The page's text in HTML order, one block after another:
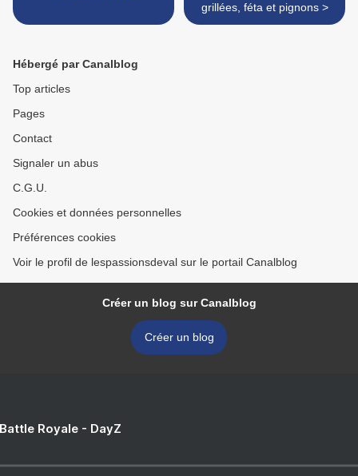
grillées, féta et pignons >
Hébergé par Canalblog
Top articles
Pages
Contact
Signaler un abus
C.G.U.
Cookies et données personnelles
Préférences cookies
Voir le profil de lespassionsdeval sur le portail Canalblog
Créer un blog sur Canalblog
Créer un blog
Royale - DayZ